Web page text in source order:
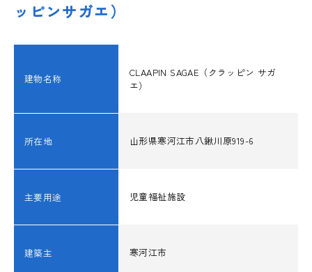
ッピンサガエ）
建物名称
CLAAPIN SAGAE（クラッピン サガ
エ）
所在地 山形県寒河江市八鍬川原919-6
主要用途 児童福祉施設
建築主 寒河江市
講習会/イベント情報
耐震診断・補強判定